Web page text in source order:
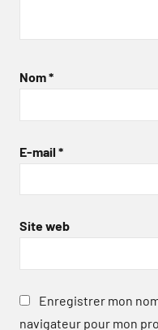
Nom*
E-mail *
Site web
Enregistrer mon
navigateur pour mon